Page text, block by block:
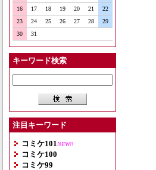
16
17 18 19 20 21
22
23
24 25 26 27 28
29
30
31
キーワード検索
注目キーワード
コミケ101 NEW!!
コミケ100
コミケ99